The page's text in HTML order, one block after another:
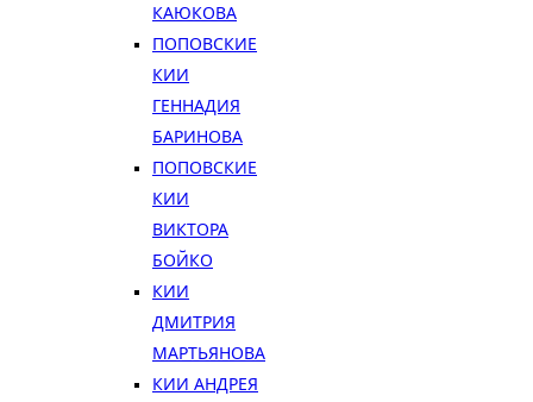
КАЮКОВА
ПОПОВСКИЕ
КИИ
ГЕННАДИЯ
БАРИНОВА
ПОПОВСКИЕ
КИИ
ВИКТОРА
БОЙКО
КИИ
ДМИТРИЯ
МАРТЬЯНОВА
КИИ АНДРЕЯ